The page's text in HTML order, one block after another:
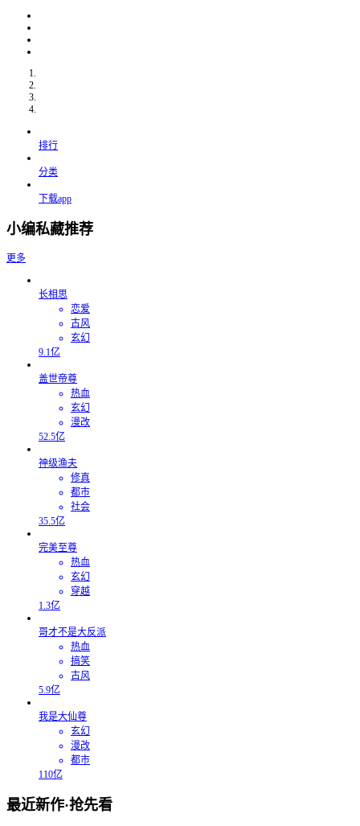
排行
分类
下载app
小编私藏推荐
更多
长相思
恋爱
古风
玄幻
9.1亿
盖世帝尊
热血
玄幻
漫改
52.5亿
神级渔夫
修真
都市
社会
35.5亿
完美至尊
热血
玄幻
穿越
1.3亿
哥才不是大反派
热血
搞笑
古风
5.9亿
我是大仙尊
玄幻
漫改
都市
110亿
最近新作·抢先看